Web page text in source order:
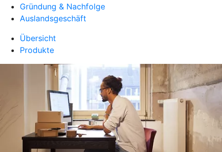
Gründung & Nachfolge
Auslandsgeschäft
Übersicht
Produkte